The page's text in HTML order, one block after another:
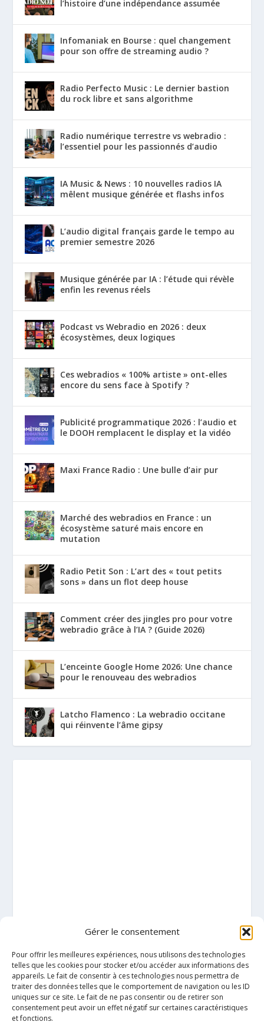
Gérer le consentement
Pour offrir les meilleures expériences, nous utilisons des technologies
telles que les cookies pour stocker et/ou accéder aux informations des
appareils. Le fait de consentir à ces technologies nous permettra de
traiter des données telles que le comportement de navigation ou les ID
uniques sur ce site. Le fait de ne pas consentir ou de retirer son
consentement peut avoir un effet négatif sur certaines caractéristiques
et fonctions.
l’histoire d’une indépendance assumée
Infomaniak en Bourse : quel changement
pour son offre de streaming audio ?
Radio Perfecto Music : Le dernier bastion
du rock libre et sans algorithme
Radio numérique terrestre vs webradio :
l’essentiel pour les passionnés d’audio
IA Music & News : 10 nouvelles radios IA
mêlent musique générée et flashs infos
L’audio digital français garde le tempo au
premier semestre 2026
Musique générée par IA : l’étude qui révèle
enfin les revenus réels
Podcast vs Webradio en 2026 : deux
écosystèmes, deux logiques
Ces webradios « 100% artiste » ont-elles
encore du sens face à Spotify ?
Publicité programmatique 2026 : l’audio et
le DOOH remplacent le display et la vidéo
Maxi France Radio : Une bulle d’air pur
Marché des webradios en France : un
écosystème saturé mais encore en
mutation
Radio Petit Son : L’art des « tout petits
sons » dans un flot deep house
Comment créer des jingles pro pour votre
webradio grâce à l’IA ? (Guide 2026)
L’enceinte Google Home 2026: Une chance
pour le renouveau des webradios
Latcho Flamenco : La webradio occitane
qui réinvente l’âme gipsy